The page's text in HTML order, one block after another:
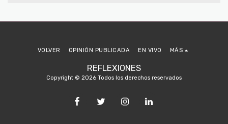
REFLEXIONES
Copyright © 2026 Todos los derechos reservados
VOLVER OPINIÓN PUBLICADA EN VIVO MÁS